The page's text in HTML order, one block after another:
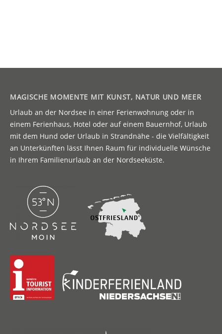
MAGISCHE MOMENTE MIT KUNST, NATUR UND MEER
Urlaub an der Nordsee in einer Ferienwohnung oder in
einem Ferienhaus, Hotel oder auf einem Bauernhof, Urlaub
mit dem Hund oder Urlaub in Strandnähe - die Vielfältigkeit
an Unterkünften lässt Ihnen Raum für individuelle Wünsche
in Ihrem Familienurlaub an der Nordseeküste.